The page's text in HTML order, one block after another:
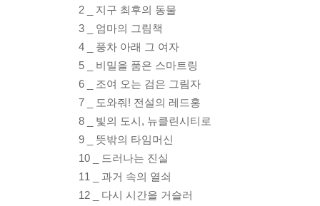
2 _ 지구 최후의 동물
3 _ 엄마의 그림책
4 _ 풍차 아래 그 여자
5 _ 비밀을 품은 스마트링
6 _ 조여 오는 검은 그림자
7 _ 도와줘! 전설의 레드홍
8 _ 빛의 도시, 뉴클린시티로
9 _ 뜻밖의 타임머신
10 _ 드러나는 진실
11 _ 과거 속의 열쇠
12 _ 다시 시간을 거슬러